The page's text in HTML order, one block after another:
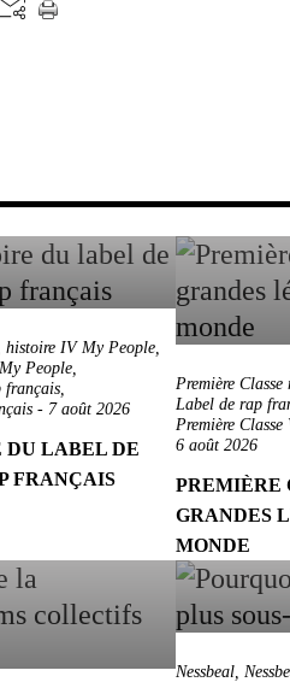
histoire IV My People,
People,
français,
- 7 août 2026
DU LABEL DE
FRANÇAIS
Première Classe
Label de rap
Première Classe
6 août 2026
PREMIÈRE
GRANDES
MONDE
Nessbeal,